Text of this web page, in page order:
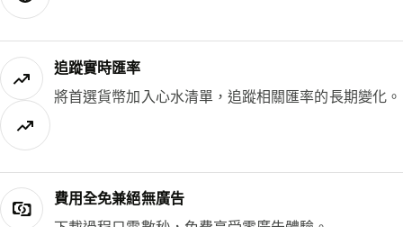
追蹤實時匯率
將首選貨幣加入心水清單，追蹤相關匯率的長期變化。
費用全免兼絕無廣告